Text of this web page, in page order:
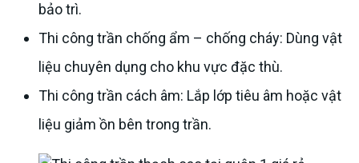
bảo trì.
Thi công trần chống ẩm – chống cháy: Dùng vật
liệu chuyên dụng cho khu vực đặc thù.
Thi công trần cách âm: Lắp lớp tiêu âm hoặc vật
liệu giảm ồn bên trong trần.